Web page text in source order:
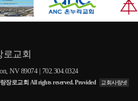
교회
NV 89074 | 702.304.0324
로교회 All rights reserved. Provided 교회사랑넷